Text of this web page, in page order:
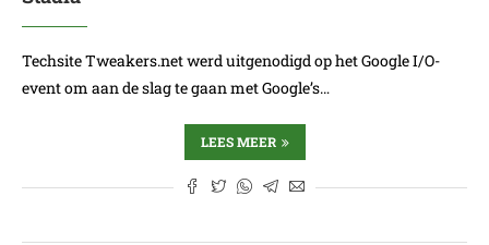
Techsite Tweakers.net werd uitgenodigd op het Google I/O-
event om aan de slag te gaan met Google’s…
LEES MEER